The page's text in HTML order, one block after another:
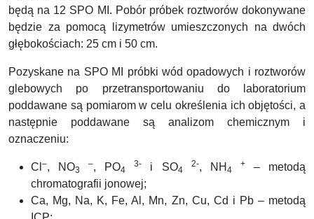
będą na 12 SPO MI. Pobór próbek roztworów dokonywane
będzie za pomocą lizymetrów umieszczonych na dwóch
głębokościach: 25 cm i 50 cm.
Pozyskane na SPO MI próbki wód opadowych i roztworów
glebowych po przetransportowaniu do laboratorium
poddawane są pomiarom w celu określenia ich objętości, a
następnie poddawane są analizom chemicznym i
oznaczeniu:
Cl –, NO3
–, PO4
3- i SO4
2-, NH 4
+– metodą
chromatografii jonowej;
Ca, Mg, Na, K, Fe, Al, Mn, Zn, Cu, Cd i Pb – metodą